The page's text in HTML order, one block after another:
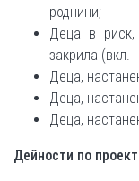
роднини;
Деца в риск,
закрила (вкл.
Деца,
Деца,
Деца,
Дейности по